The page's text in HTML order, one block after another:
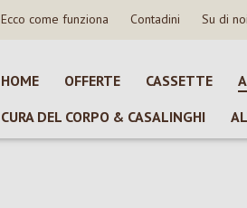
Ecco come funziona Contadini Su di noi
HOME OFFERTE CASSETTE
CURA DEL CORPO & CASALINGHI